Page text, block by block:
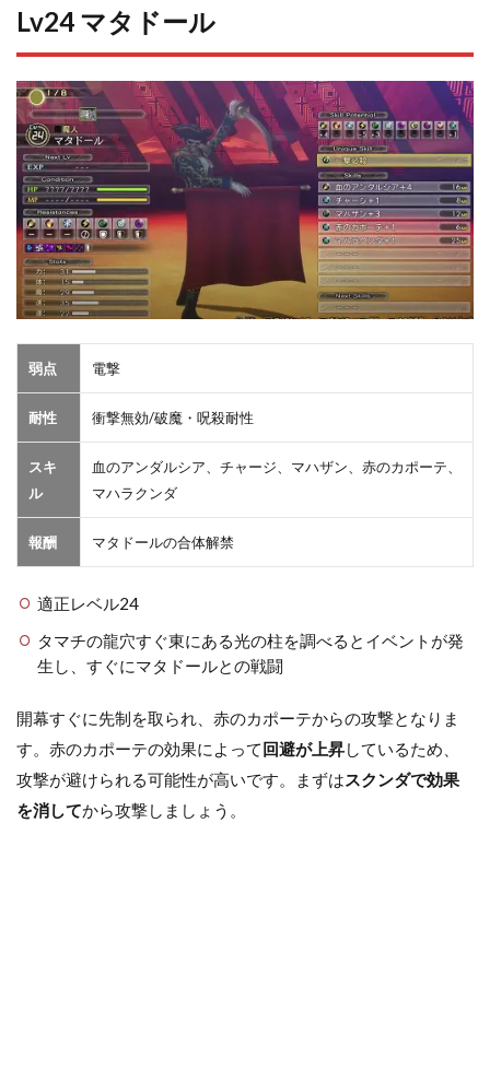
Lv24 マタドール
弱点 電撃
耐性 衝撃無効/破魔・呪殺耐性
スキ
ル
血のアンダルシア、チャージ、マハザン、赤のカポーテ、
マハラクンダ
報酬 マタドールの合体解禁
適正レベル24
タマチの龍穴すぐ東にある光の柱を調べるとイベントが発
生し、すぐにマタドールとの戦闘
開幕すぐに先制を取られ、赤のカポーテからの攻撃となりま
す。赤のカポーテの効果によって回避が上昇しているため、
攻撃が避けられる可能性が高いです。まずはスクンダで効果
を消してから攻撃しましょう。